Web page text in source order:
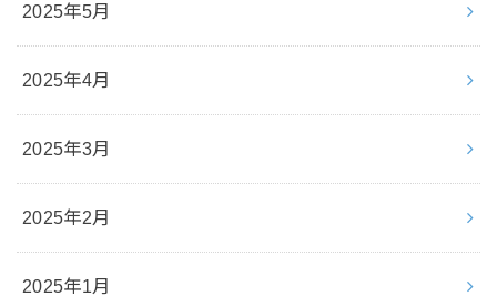
2025年5月
2025年4月
2025年3月
2025年2月
2025年1月